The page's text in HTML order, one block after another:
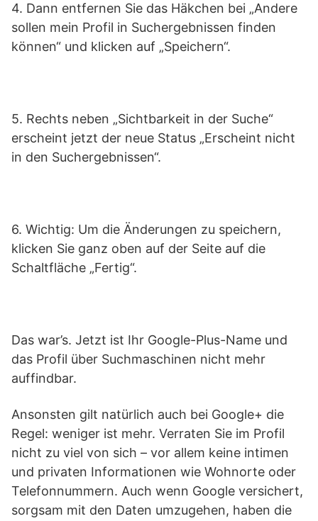
4. Dann entfernen Sie das Häkchen bei „Andere
sollen mein Profil in Suchergebnissen finden
können“ und klicken auf „Speichern“.
5. Rechts neben „Sichtbarkeit in der Suche“
erscheint jetzt der neue Status „Erscheint nicht
in den Suchergebnissen“.
6. Wichtig: Um die Änderungen zu speichern,
klicken Sie ganz oben auf der Seite auf die
Schaltfläche „Fertig“.
Das war’s. Jetzt ist Ihr Google-Plus-Name und
das Profil über Suchmaschinen nicht mehr
auffindbar.
Ansonsten gilt natürlich auch bei Google+ die
Regel: weniger ist mehr. Verraten Sie im Profil
nicht zu viel von sich – vor allem keine intimen
und privaten Informationen wie Wohnorte oder
Telefonnummern. Auch wenn Google versichert,
sorgsam mit den Daten umzugehen, haben die